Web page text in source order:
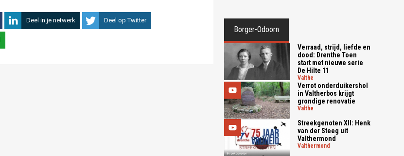
Deel in je netwerk Deel op Twitter
Borger-Odoorn
Verraad, strijd, liefde en
dood: Drenthe Toen
start met nieuwe serie
De Hilte 11
valthe
Verrot onderduikershol
in Valtherbos krijgt
grondige renovatie
valthe
Streekgenoten XII: Henk
van der Steeg uit
Valthermond
valthermond